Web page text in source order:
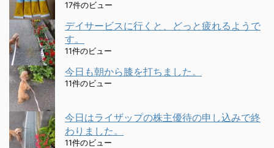
17件のビュー
デイサービスに行くと、どっと疲れるようで
す。
11件のビュー
今日も朝から膝を打ちました。
11件のビュー
今日はライザップの株主優待の申し込みで終
わりました。
11件のビュー